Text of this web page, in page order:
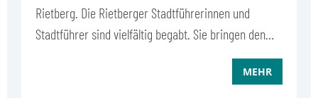
Rietberg. Die Rietberger Stadtführerinnen und
Stadtführer sind vielfältig begabt. Sie bringen den…
MEHR